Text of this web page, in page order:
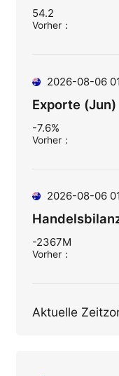
54.2
Vorher：
2026-08-06
Exporte (Jun)
-7.6%
Vorher：
2026-08-06
-2367M
Vorher：
Aktuelle